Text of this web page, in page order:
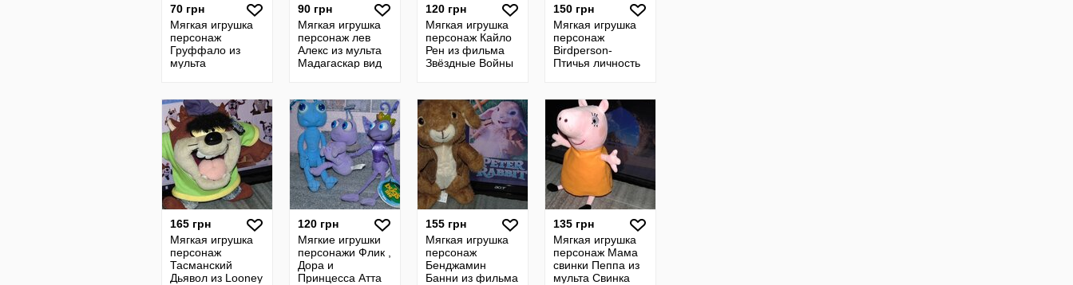
70 грн
Мягкая игрушка
персонаж
Груффало из
мульта
штуки
90 грн
Мягкая игрушка
персонаж лев
Алекс из мульта
Мадагаскар вид
120 грн
Мягкая игрушка
персонаж Кайло
Рен из фильма
Звёздные Войны
150 грн
Мягкая игрушка
персонаж
Birdperson-
Птичья личность
165 грн
Мягкая игрушка
персонаж
Тасманский
Дьявол из Looney
120 грн
Мягкие игрушки
персонажи Флик ,
Дора и
Принцесса Атта
155 грн
Мягкая игрушка
персонаж
Бенджамин
Банни из фильма
135 грн
Мягкая игрушка
персонаж Мама
свинки Пеппа из
мульта Свинка